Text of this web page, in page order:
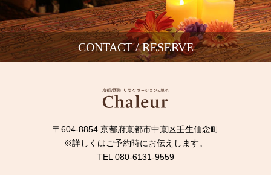
CONTACT / RESERVE
〒604-8854 京都府京都市中京区壬生仙念町
※詳しくはご予約時にお伝えします。
TEL 080-6131-9559